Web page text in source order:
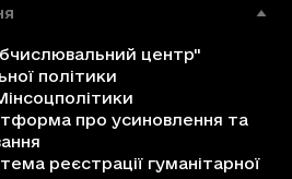
центр"
політики
про усиновлення та
реєстрації гуманітарної